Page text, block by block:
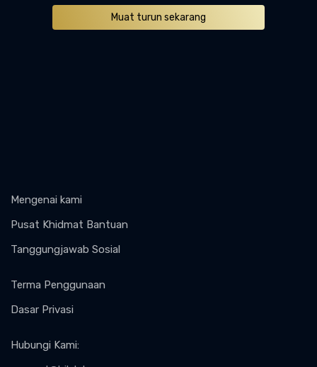
Muat turun sekarang
Mengenai kami
Pusat Khidmat Bantuan
Tanggungjawab Sosial
Terma Penggunaan
Dasar Privasi
Hubungi Kami: